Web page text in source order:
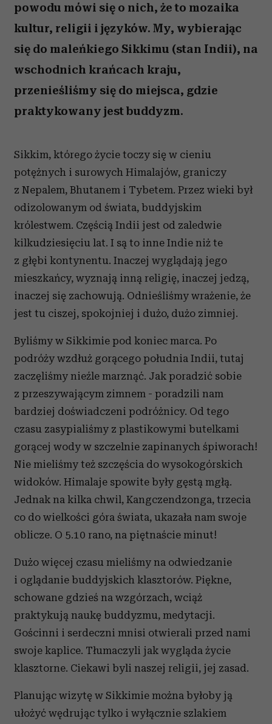
powodu mówi się o nich, że to mozaika
kultur, religii i języków. My, wybierając
się do maleńkiego Sikkimu (stan Indii), na
wschodnich krańcach kraju,
przenieśliśmy się do miejsca, gdzie
praktykowany jest buddyzm.
Sikkim, którego życie toczy się w cieniu
potężnych i surowych Himalajów, graniczy
z Nepalem, Bhutanem i Tybetem. Przez wieki był
odizolowanym od świata, buddyjskim
królestwem. Częścią Indii jest od zaledwie
kilkudziesięciu lat. I są to inne Indie niż te
z głębi kontynentu. Inaczej wyglądają jego
mieszkańcy, wyznają inną religię, inaczej jedzą,
inaczej się zachowują. Odnieśliśmy wrażenie, że
jest tu ciszej, spokojniej i dużo, dużo zimniej.
Byliśmy w Sikkimie pod koniec marca. Po
podróży wzdłuż gorącego południa Indii, tutaj
zaczęliśmy nieźle marznąć. Jak poradzić sobie
z przeszywającym zimnem - poradzili nam
bardziej doświadczeni podróżnicy. Od tego
czasu zasypialiśmy z plastikowymi butelkami
gorącej wody w szczelnie zapinanych śpiworach!
Nie mieliśmy też szczęścia do wysokogórskich
widoków. Himalaje spowite były gęstą mgłą.
Jednak na kilka chwil, Kangczendzonga, trzecia
co do wielkości góra świata, ukazała nam swoje
oblicze. O 5.10 rano, na piętnaście minut!
Dużo więcej czasu mieliśmy na odwiedzanie
i oglądanie buddyjskich klasztorów. Piękne,
schowane gdzieś na wzgórzach, wciąż
praktykują naukę buddyzmu, medytacji.
Gościnni i serdeczni mnisi otwierali przed nami
swoje kaplice. Tłumaczyli jak wygląda życie
klasztorne. Ciekawi byli naszej religii, jej zasad.
Planując wizytę w Sikkimie można byłoby ją
ułożyć wędrując tylko i wyłącznie szlakiem